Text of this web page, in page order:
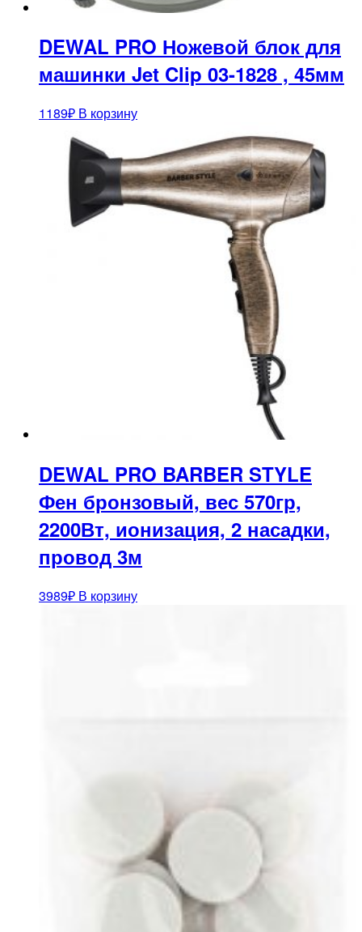
DEWAL PRO Ножевой блок для
машинки Jet Clip 03-1828 , 45мм
1189₽ В корзину
DEWAL PRO BARBER STYLE
Фен бронзовый, вес 570гр,
2200Вт, ионизация, 2 насадки,
провод 3м
3989₽ В корзину